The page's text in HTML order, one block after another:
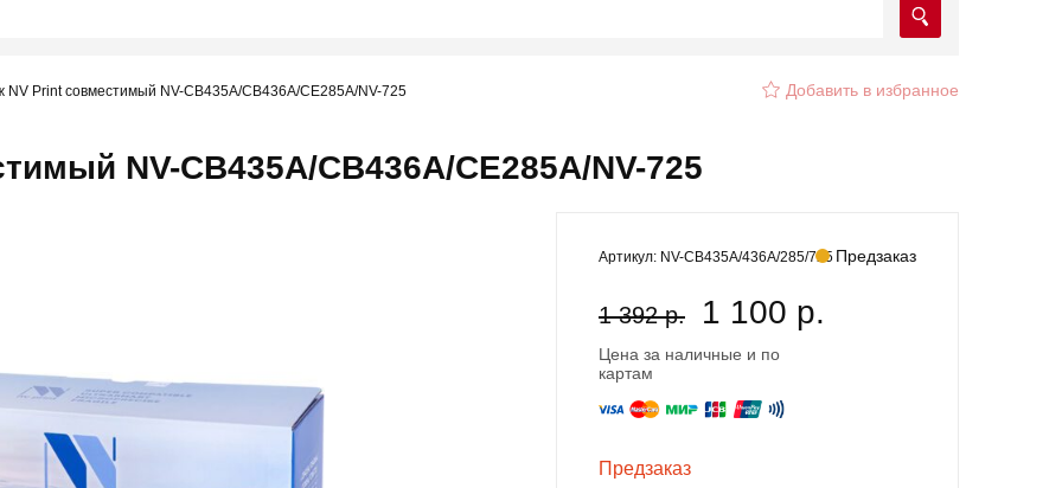
NV Print совместимый NV-CB435A/CB436A/CE285A/NV-725 Добавить в избранное
NV-CB435A/CB436A/CE285A/NV-725
Артикул: NV-CB435A/436A/285/725 Предзаказ
1 392 р. 1 100 р.
Цена за наличные и по
картам
Предзаказ